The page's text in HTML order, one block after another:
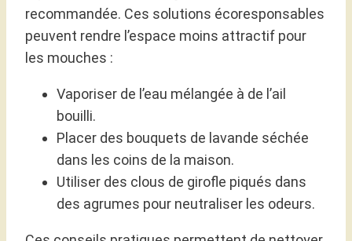
recommandée. Ces solutions écoresponsables
peuvent rendre l’espace moins attractif pour
les mouches :
Vaporiser de l’eau mélangée à de l’ail
bouilli.
Placer des bouquets de lavande séchée
dans les coins de la maison.
Utiliser des clous de girofle piqués dans
des agrumes pour neutraliser les odeurs.